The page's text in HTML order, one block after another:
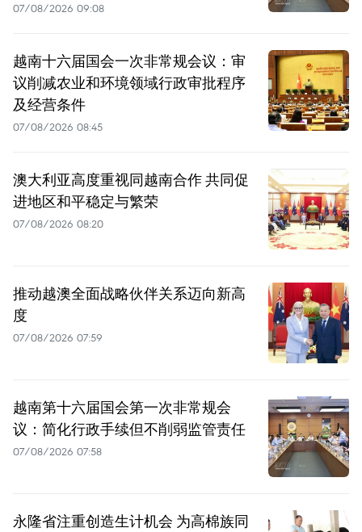
07/08/2026 09:08
越南十六届国会一次非常规会议：审
议削减农业和环境领域行政审批程序
及经营条件
07/08/2026 08:45
澳大利亚高度重视同越南合作 共同促
进地区和平稳定与繁荣
07/08/2026 08:20
推动越澳全面战略伙伴关系迈向新高
度
07/08/2026 07:59
越南第十六届国会第一次非常规会
议：简化行政手续但不削弱监管责任
07/08/2026 07:58
永隆省注重创造生计机会 为高棉族同